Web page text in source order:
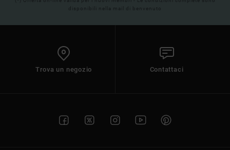
disponibili nella mail di benvenuto
Trova un negozio Contattaci